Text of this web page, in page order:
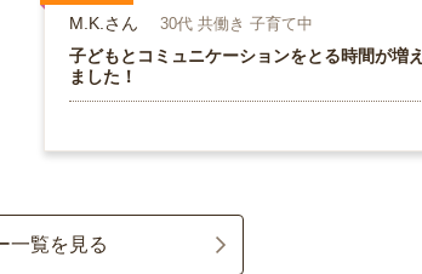
M.K.さん
30代 共働き 子育て中
子どもとコミュニケーションをとる時間が増え
ました！
一覧を見る